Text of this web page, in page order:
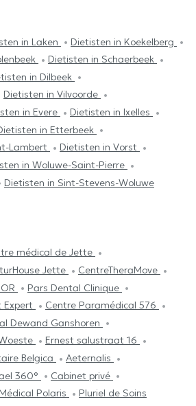
in Laken
Dietisten in Koekelberg
Dietisten in Schaerbeek
in Dilbeek
Dietisten in Vilvoorde
in Evere
Dietisten in Ixelles
in Etterbeek
Lambert
Dietisten in Vorst
in Woluwe-Saint-Pierre
Dietisten in Sint-Stevens-Woluwe
médical de Jette
Jette
CentreTheraMove
Pars Dental Clinique
Expert
Centre Paramédical 576
Dewand Ganshoren
Ernest salustraat 16
Belgica
Aeternalis
360°
Cabinet privé
Polaris Pluriel de Soins